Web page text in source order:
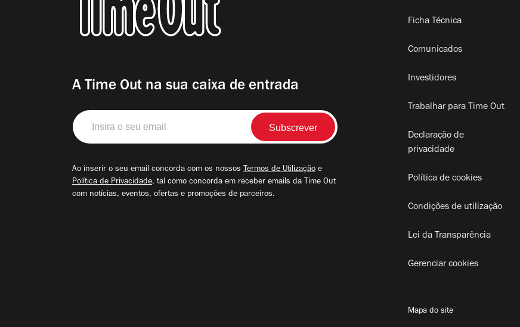
A Time Out na sua caixa de entrada
Insira
o
seu
Ao inserir o seu email concorda com os nossos Termos de Utilização e
Política de Privacidade, tal como concorda em receber emails da Time Out
com notícias, eventos, ofertas e promoções de parceiros.
Ficha Técnica
Comunicados
Investidores
Trabalhar para Time Out
Declaração de
privacidade
Política de cookies
Condições de utilização
Lei da Transparência
Gerenciar cookies
Mapa do site